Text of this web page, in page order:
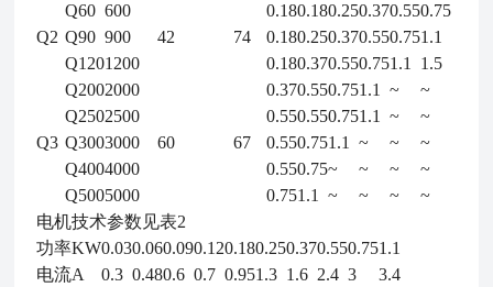
Q2
Q60 600
42
74
0.180.180.250.370.550.75
Q90 900 0.180.250.370.550.751.1
Q1201200 0.180.370.550.751.1 1.5
Q3
Q2002000
60 67
0.370.550.751.1 ~
~
Q2502500 0.550.550.751.1 ~
~
Q3003000 0.550.751.1 ~ ~
~
Q4004000 0.550.75~ ~ ~
~
Q5005000 0.751.1 ~ ~ ~
~
电机技术参数见表2
功率KW0.030.060.090.120.180.250.370.550.751.1
电流A
0.3 0.480.6 0.7 0.951.3 1.6 2.4 3 3.4